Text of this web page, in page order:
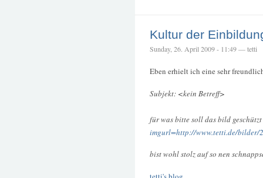
Kultur der
Sunday, 26. April 2009 - 11:49 — tetti
Eben erhielt ich eine sehr
Subjekt: <kein Betreff>
für was bitte soll das bild
imgurl=http://www.tetti.de/bilder/
bist wohl stolz auf so nen